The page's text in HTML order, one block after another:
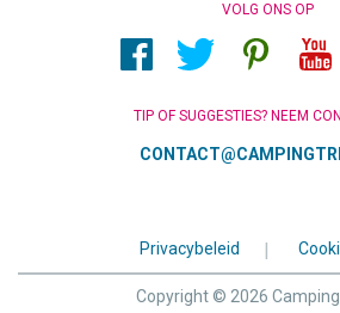
VOLG ONS OP
TIP OF SUGGESTIES? NEEM
Privacybeleid |
Copyright © 2026